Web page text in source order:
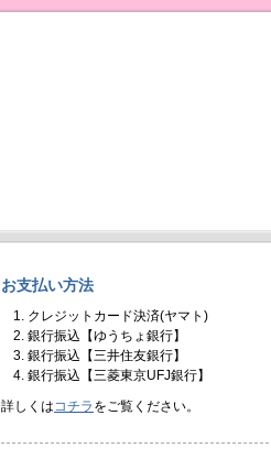
お支払い方法
クレジットカード決済(ヤマト)
銀行振込【ゆうちょ銀行】
銀行振込【三井住友銀行】
銀行振込【三菱東京UFJ銀行】
詳しくは コチラ をご覧ください。